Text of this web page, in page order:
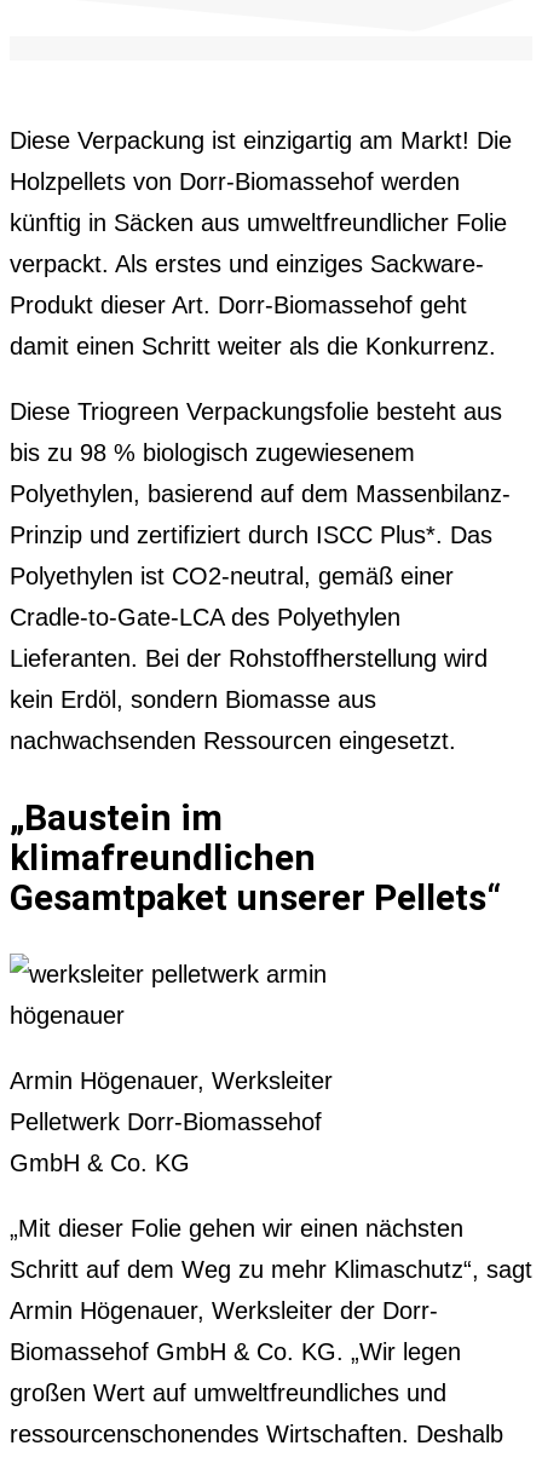
Diese Verpackung ist einzigartig am Markt! Die
Holzpellets von Dorr-Biomassehof werden
künftig in Säcken aus umweltfreundlicher Folie
verpackt. Als erstes und einziges Sackware-
Produkt dieser Art. Dorr-Biomassehof geht
damit einen Schritt weiter als die Konkurrenz.
Diese Triogreen Verpackungsfolie besteht aus
bis zu 98 % biologisch zugewiesenem
Polyethylen, basierend auf dem Massenbilanz-
Prinzip und zertifiziert durch ISCC Plus*. Das
Polyethylen ist CO2-neutral, gemäß einer
Cradle-to-Gate-LCA des Polyethylen
Lieferanten. Bei der Rohstoffherstellung wird
kein Erdöl, sondern Biomasse aus
nachwachsenden Ressourcen eingesetzt.
„Baustein im
klimafreundlichen
Gesamtpaket unserer Pellets“
Armin Högenauer, Werksleiter
Pelletwerk Dorr-Biomassehof
GmbH & Co. KG
„Mit dieser Folie gehen wir einen nächsten
Schritt auf dem Weg zu mehr Klimaschutz“, sagt
Armin Högenauer, Werksleiter der Dorr-
Biomassehof GmbH & Co. KG. „Wir legen
großen Wert auf umweltfreundliches und
ressourcenschonendes Wirtschaften. Deshalb